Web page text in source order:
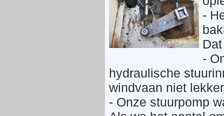
-
-
hydraulische
windvaan niet
- Onze stuurpomp